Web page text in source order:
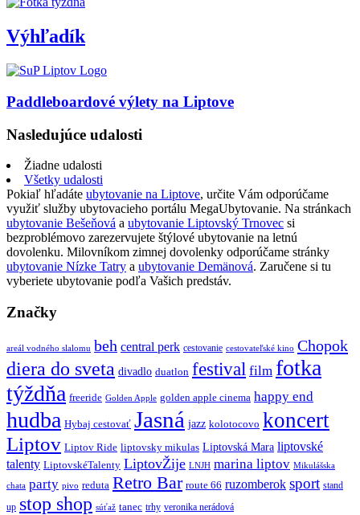
Výhľadík
Paddleboardové výlety na Liptove
Nasledujúce udalosti
Žiadne udalosti
Všetky udalosti
Pokiaľ hľadáte ubytovanie na Liptove, určite Vám odporúčame
využiť služby ubytovacieho portálu MegaUbytovanie. Na stránkach
ubytovanie Bešeňová a ubytovanie Liptovský Trnovec si
bezproblémovo zarezervujete štýlové ubytovanie na letnú
dovolenku. Milovníkom zimnej dovolenky odporúčame stránky
ubytovanie Nízke Tatry a ubytovanie Demänová. Zaručene si tu
vyberiete ubytovanie podľa Vašich predstáv.
Značky
areál vodného slalomu beh central perk cestovanie cestovateľské kino Chopok
diera do sveta divadlo duatlon festival film fotka
týždňa freeride Golden Apple golden apple cinema happy end
hudba Hybaj cestovať Jasná jazz kolotocovo koncert
Liptov Liptov Ride liptovsky mikulas Liptovská Mara liptovské
talenty LiptovskéTalenty LiptovŽije LNJH marina liptov Mikulášska
chata party pivo reduta Retro Bar route 66 ruzomberok sport stand
up stop shop súťaž tanec trhy veronika nerádová